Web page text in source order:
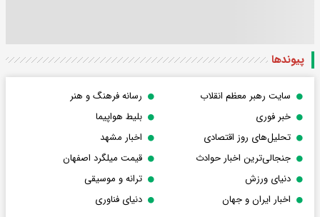
پیوندها
سایت رهبر معظم انقلاب
رسانه فرهنگ و هنر
خبر فوری
بلیط هواپیما
تحلیل‌های روز اقتصادی
اخبار مشهد
جنجالی‌ترین اخبار حوادث
قیمت میلگرد اصفهان
دنیای ورزش
ترانه و موسیقی
اخبار ایران و جهان
دنیای فناوری